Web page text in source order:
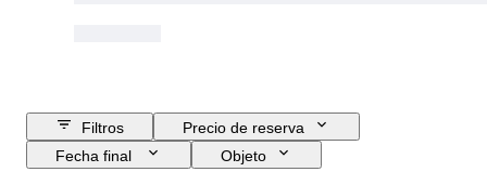
Filtros
Precio de reserva
Fecha final
Objeto